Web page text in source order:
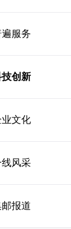
服务
技创新
业文化
线风采
报道